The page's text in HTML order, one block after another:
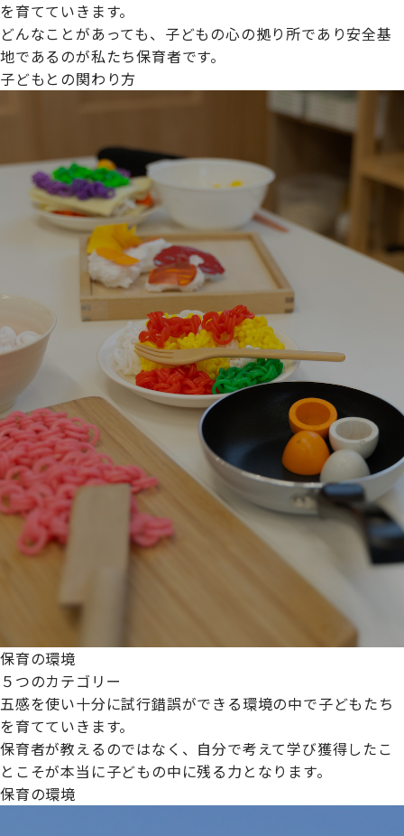
を育てていきます。
どんなことがあっても、子どもの心の拠り所であり安全基
地であるのが私たち保育者です。
子どもとの関わり方
保育の環境
５つのカテゴリー
五感を使い十分に試行錯誤ができる環境の中で子どもたち
を育てていきます。
保育者が教えるのではなく、自分で考えて学び獲得したこ
とこそが本当に子どもの中に残る力となります。
保育の環境